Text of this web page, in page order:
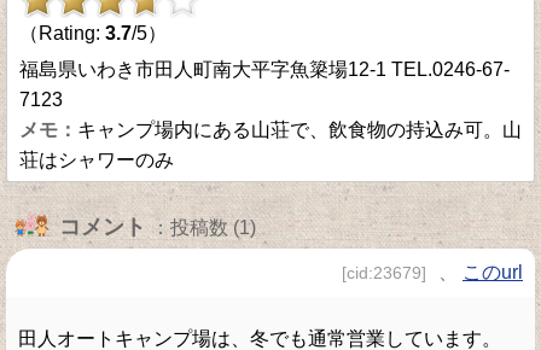
（Rating: 3.7/5）
福島県いわき市田人町南大平字魚簗場12-1 TEL.0246-67-
7123
キャンプ場内にある山荘で、飲食物の持込み可。山
荘はシャワーのみ
コメント ：投稿数 (1)
[cid:23679] このurl
田人オートキャンプ場は、冬でも通常営業しています。